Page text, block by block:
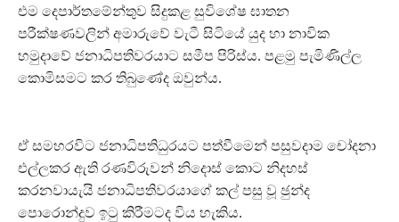
එම දෙපාර්තමේන්තුව සිදුකළ සුවිශේෂ ඝාතන
පරීක්ෂණවලින් අමාරුවේ වැටී සිටියේ යුද හා නාවික
හමුදාවේ ජනාධිපතිවරයාට සමීප පිරිස්ය. පළමු පැමිණිල්ල
කොමිසමට කර තිබුණේද ඔවුන්ය.
ඒ සමහරවිට ජනාධිපතිධුරයට පත්වීමෙන් පසුවදාම චෝදනා
එල්ලකර ඇති රණවිරුවන් නිදොස් කොට නිදහස්
කරනවායැයි ජනාධිපතිවරයාගේ කල් පසු වූ ඡුන්ද
පොරොන්දුව ඉටු කිරීමටද විය හැකිය.